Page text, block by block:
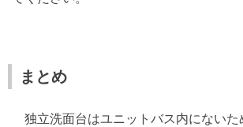
まとめ
独立洗面台はユニットバス内にないた